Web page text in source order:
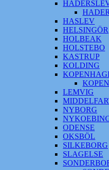
HASLEV
HELSINGÖR
HOLBEAK
HOLSTEBO
KASTRUP
KOLDING
LEMVIG
NYBORG
ODENSE
OKSBÖL
SILKEBORG
SLAGELSE